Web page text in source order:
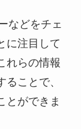
などをチェ
に注目して
れらの情報
ことで、
とができま